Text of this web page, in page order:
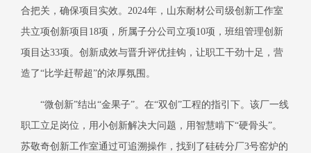
合把关，确保项目实效。2024年，山东耐材公司级创新工作室
共立项创新项目18项，所属子分公司立项10项，班组管理创新
项目达33项。创新成效与晋升评优挂钩，让职工干劲十足，营
造了“比学赶帮超”的浓厚氛围。
“微创新”结出“金果子”。在“双创”工程的指引下。该厂一线
职工立足岗位，用小创新解决大问题，用智慧啃下“硬骨头”。
苏敬奇创新工作室通过可追溯操作，找到了硅砖分厂3号窑炉的